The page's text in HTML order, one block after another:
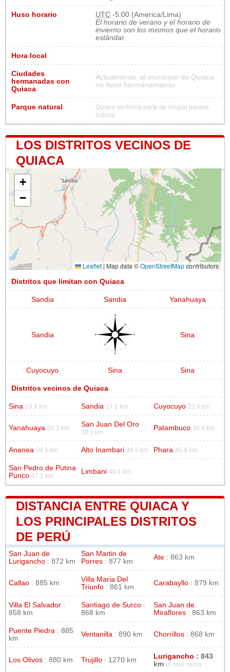
Huso horario UTC -5:00 (America/Lima)
El horario de verano y el horario de
invierno son los mismos que el horario
estándar
Hora local
Ciudades
hermanadas con
Quiaca
Actualmente, el municipio de Quiaca
no tiene hermanamiento
Parque natural
Quiaca no forma parte de ningún parque
natural
LOS DISTRITOS VECINOS DE
QUIACA
+
−
Leaflet | Map data ©OpenStreetMapcontributors
Distritos que limitan con Quiaca
Sandia Sandia Yanahuaya
Sandia Sina
Cuyocuyo Sina Sina
Distritos vecinos de Quiaca
Sina 10.8 km Sandia 17.1 km Cuyocuyo 21.4 km
Yanahuaya 26.3 km San Juan Del Oro
30.3 km
Patambuco 30.4 km
Ananea 34.9 km Alto Inambari 38.5 km Phara 45.8 km
San Pedro de Putina
Punco 47.1 km
Limbani 48.1 km
DISTANCIA ENTRE QUIACA Y
LOS PRINCIPALES DISTRITOS
DE PERÚ
San Juan de
Lurigancho : 872 km
San Martin de
Porres : 877 km
Ate : 863 km
Callao : 885 km
Villa Maria Del
Triunfo : 861 km
Carabayllo : 879 km
Villa El Salvador :
858 km
Santiago de Surco :
868 km
San Juan de
Miraflores : 863 km
Puente Piedra : 885
km
Ventanilla : 890 km Chorrillos : 868 km
Los Olivos : 880 km Trujillo : 1270 km Lurigancho : 843
km el más cerca